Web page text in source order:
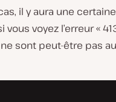
il y aura une
voyez l’erreur «
sont peut-être pas